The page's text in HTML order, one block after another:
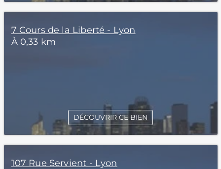
7 Cours de la Liberté - Lyon
À 0,33 km
DÉCOUVRIR CE BIEN
107 Rue Servient - Lyon